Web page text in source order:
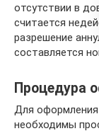
отсутствии в
считается
разрешение
составляется
Процедура
Для
необходимы